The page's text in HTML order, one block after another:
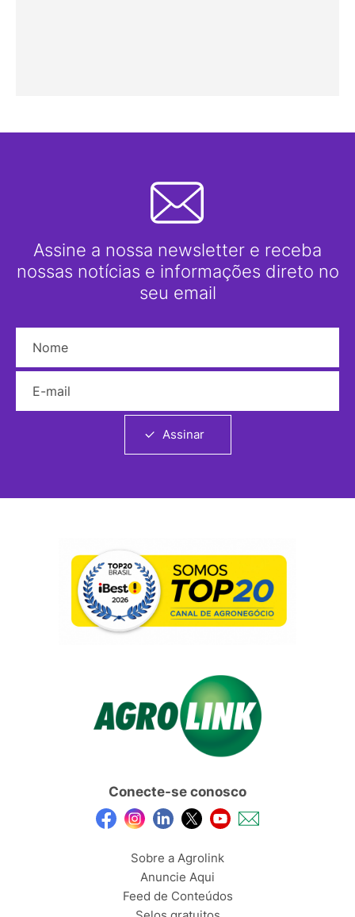
Assine a nossa newsletter e receba
nossas notícias e informações direto no
seu email
Assinar
Conecte-se conosco
Sobre a Agrolink
Anuncie Aqui
Feed de Conteúdos